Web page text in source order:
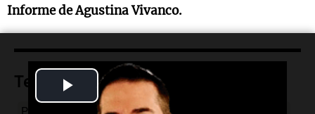
Play
Informe de Agustina Vivanco.
Temas